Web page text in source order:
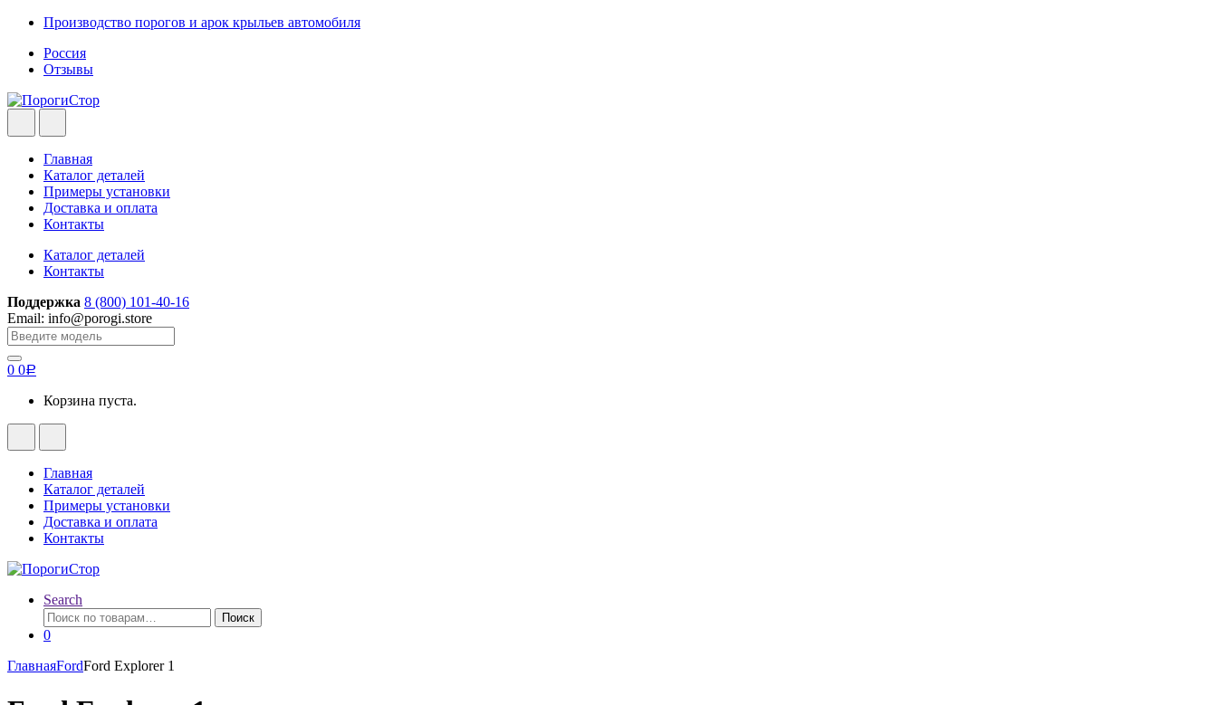
Skip
navigation
Skip
content
Производство порогов и арок крыльев автомобиля
Россия
Отзывы
Главная
Каталог деталей
Примеры установки
Доставка и оплата
Контакты
Каталог деталей
Контакты
Поддержка 8 (800) 101-40-16
Email: info@porogi.store
Search
for:
0 0Р
Корзина пуста.
Главная
Каталог деталей
Примеры установки
Доставка и оплата
Контакты
Search
Искать:
Поиск
0
ГлавнаяFordFord Explorer 1